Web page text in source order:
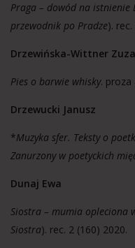
Praga – dowód na istnienie
przewodnik po Pradze).
Drzewińska-Wittner
Pies o barwie whisky. proza
Drzewucki Janusz
*Muzyka sfer. Teksty o
Zanurzony w poetyckich
Dunaj Ewa
Siostra – mumia opleciona
Siostra). rec. 2 (160) 2020.